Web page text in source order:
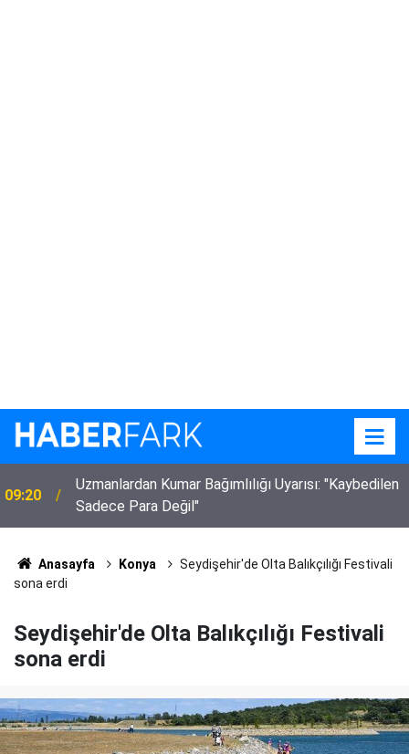
09:20
Uzmanlardan Kumar Bağımlılığı Uyarısı: "Kaybedilen
Sadece Para Değil"
Anasayfa Konya
Seydişehir'de Olta Balıkçılığı Festivali
sona erdi
Seydişehir'de Olta Balıkçılığı Festivali
sona erdi